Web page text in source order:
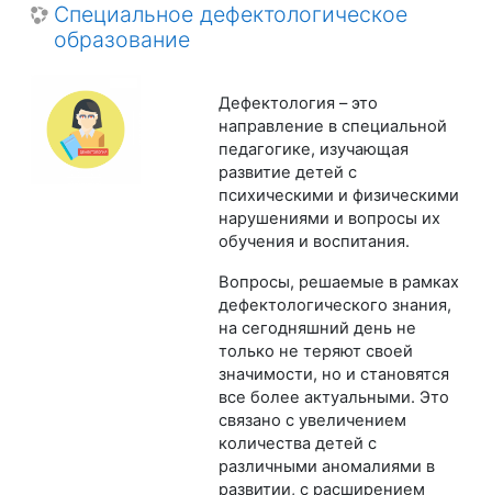
Специальное дефектологическое
образование
Дефектология – это
направление в специальной
педагогике, изучающая
развитие детей с
психическими и физическими
нарушениями и вопросы их
обучения и воспитания.
Вопросы, решаемые в рамках
дефектологического знания,
на сегодняшний день не
только не теряют своей
значимости, но и становятся
все более актуальными. Это
связано с увеличением
количества детей с
различными аномалиями в
развитии, с расширением